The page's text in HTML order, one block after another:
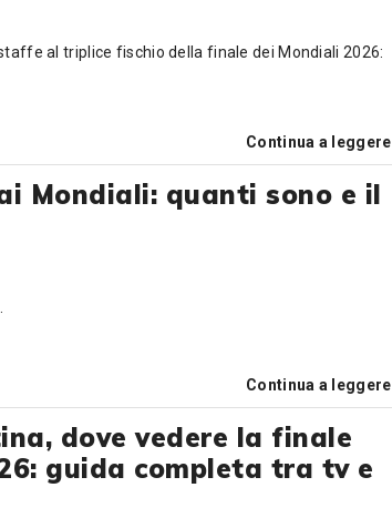
al triplice fischio della finale dei Mondiali 2026:
Continua a leggere
Mondiali: quanti sono e il
Continua a leggere
dove vedere la finale
guida completa tra tv e